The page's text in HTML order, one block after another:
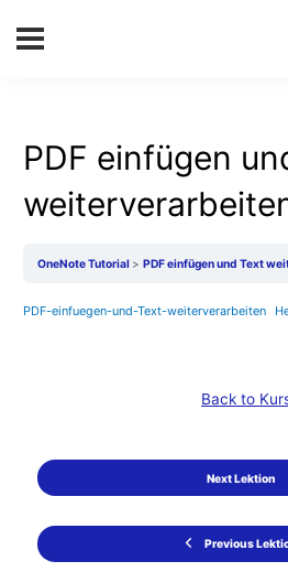
PDF einfügen
OneNote Tutorial PDF einfügen und Text
PDF-einfuegen-und-Text-weiterverarbeiten
Previous
Back to
Next Lektion